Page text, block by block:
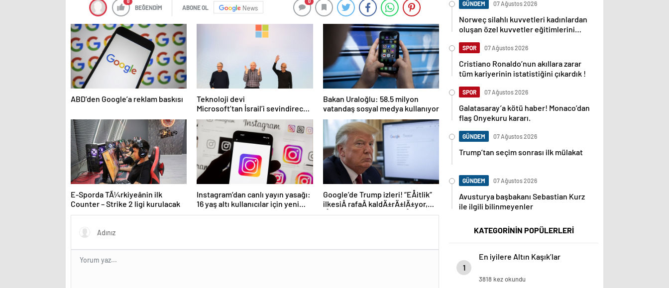
BEĞENDİM ABONE OL News
ABD’den Google’a reklam baskısı
Teknoloji devi
Microsoft’tan İsrail’i sevindirecek
haber
Bakan Uraloğlu: 58.5 milyon
vatandaş sosyal medya kullanıyor
E-Sporda TÃ¼rkiyeânin ilk
Counter – Strike 2 ligi kurulacak
Instagram’dan canlı yayın yasağı:
16 yaş altı kullanıcılar için yeni
kurallar açıklandı
Google’de Trump izleri! “EÅitlik”
ilkesiÂ rafaÂ kaldÄ±rÄ±lÄ±yor,
iÅe alÄ±m sÃ¼reci deÄiÅiyor
GÜNDEM 07 Ağustos 2026
Norweç silahlı kuvvetleri kadınlardan
oluşan özel kuvvetler eğitimlerini
SPOR 07 Ağustos 2026
Cristiano Ronaldo’nun akıllara zarar
tüm kariyerinin istatistiğini çıkardık !
SPOR 07 Ağustos 2026
Galatasaray’a kötü haber! Monaco’dan
flaş Onyekuru kararı.
GÜNDEM 07 Ağustos 2026
Trump’tan seçim sonrası ilk mülakat
GÜNDEM 07 Ağustos 2026
Avusturya başbakanı Sebastian Kurz
ile ilgili bilinmeyenler
KATEGORİNİN POPÜLERLERİ
1
En iyilere Altın Kaşık’lar
3818 kez okundu